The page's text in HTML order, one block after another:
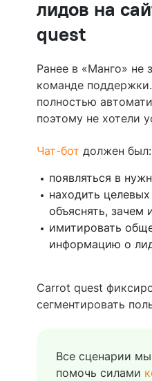
лидов на
quest
Ранее в «Манго» не
команде
полностью
поэтому не хотели
Чат-бот должен был:
появляться в
находить
объяснять, зачем
имитировать
информацию о
Carrot quest
сегментировать
Все сценарии
помочь силами